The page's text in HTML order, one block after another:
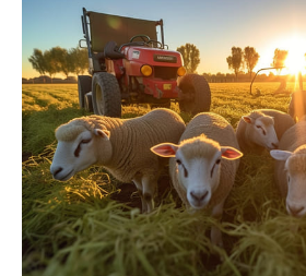
Agrileader
l’expert
du
négoce
agricole
indépendant